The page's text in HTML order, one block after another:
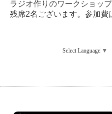
ラジオ作りのワークショッ
残席2名ございます。参加費
Select Language ▼